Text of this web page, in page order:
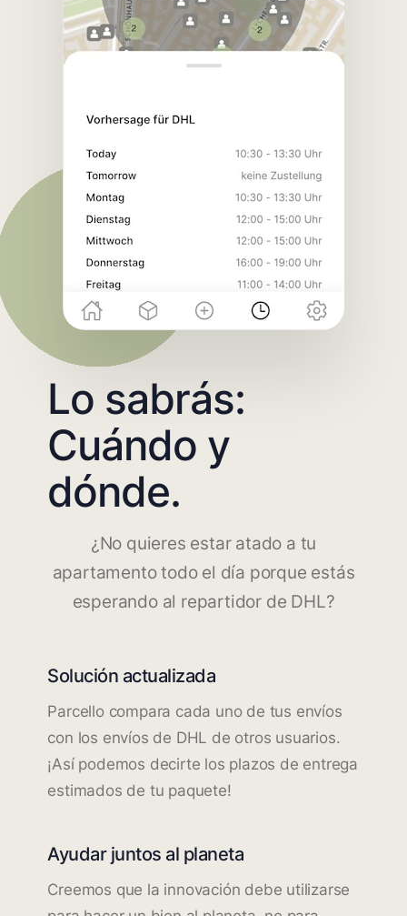
Lo sabrás:
Cuándo y
dónde.
¿No quieres estar atado a tu
apartamento todo el día porque estás
esperando al repartidor de DHL?
Solución actualizada
Parcello compara cada uno de tus envíos
con los envíos de DHL de otros usuarios.
¡Así podemos decirte los plazos de entrega
estimados de tu paquete!
Ayudar juntos al planeta
Creemos que la innovación debe utilizarse